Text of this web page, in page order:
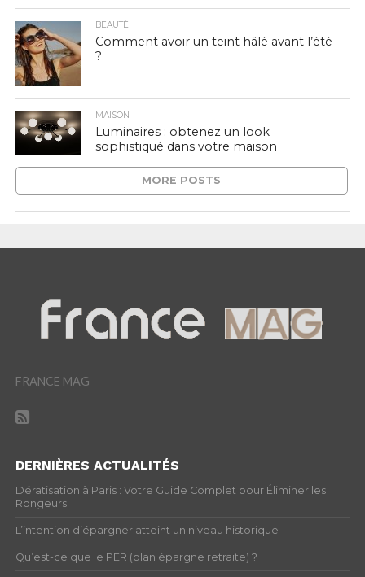
BEAUTÉ
Comment avoir un teint hâlé avant l’été
?
MAISON
Luminaires : obtenez un look
sophistiqué dans votre maison
MORE POSTS
FRANCE MAG
DERNIÈRES ACTUALITÉS
Dératisation à Paris : Votre Guide Complet pour Éliminer les
Rongeurs
L’intention d’épargner atteint un niveau historique
Qu’est-ce que le PER (plan épargne retraite) ?